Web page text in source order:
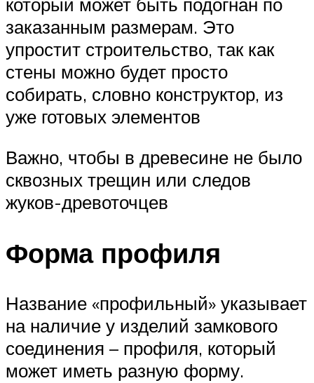
заказанным размерам. Это
упростит строительство, так как
стены можно будет просто
собирать, словно конструктор, из
уже готовых элементов
Важно, чтобы в древесине не было
сквозных трещин или следов
жуков-древоточцев
Форма профиля
Название «профильный» указывает
на наличие у изделий замкового
соединения – профиля, который
может иметь разную форму.